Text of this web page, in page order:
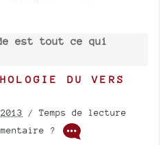
est tout ce qui
DU VERS
/ Temps de lecture
?